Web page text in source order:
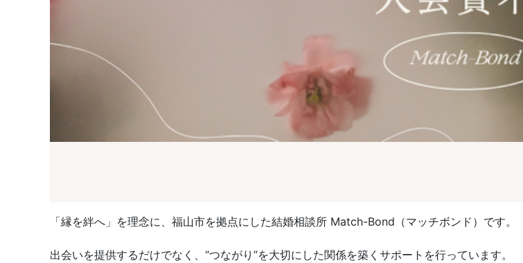
「縁を絆へ」を理念に、福山市を拠点にした結婚相談所 Match-Bond（マッチボンド）です。
出会いを提供するだけでなく、“つながり”を大切にした関係を築くサポートを行っています。